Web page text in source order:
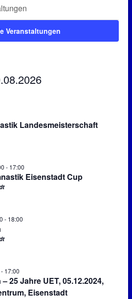
Veranstaltungen
Datum
wählen.
Landesmeisterschaft
- 17:00
Eisenstadt Cup
- 18:00
- 17:00
25 Jahre UET, 05.12.2024,
Eisenstadt